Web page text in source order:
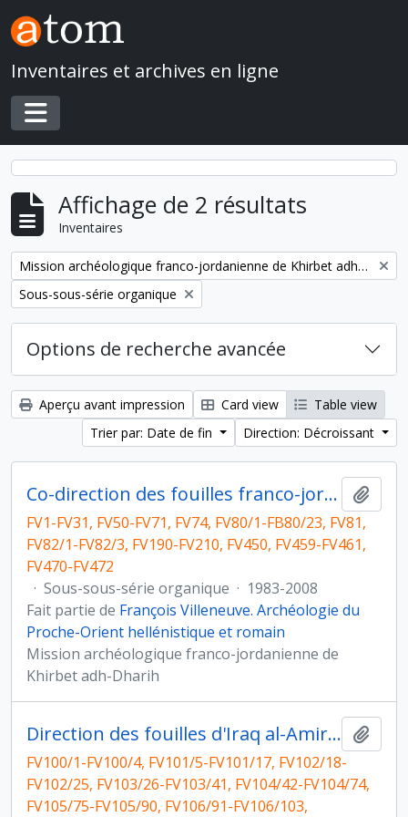
Skip to main content
Inventaires et archives en ligne
Toggle navigation
Affichage de 2 résultats
Inventaires
Remove filter:
Mission archéologique franco-jordanienne de Khirbet adh-Dharih
Remove filter:
Sous-sous-série organique
Options de recherche avancée
Aperçu avant impression Card view
Table view
Trier par: Date de fin
Direction: Décroissant
Co-direction des fouilles franco-jordaniennes de Khirbet edh-Dharih (ministère des Affraires étrangères et université du Yarmouk)
FV1-FV31, FV50-FV71, FV74, FV80/1-FB80/23, FV81,
FV82/1-FV82/3, FV190-FV210, FV450, FV459-FV461,
FV470-FV472
· Sous-sous-série organique · 1983-2008
Fait partie de François Villeneuve. Archéologie du
Proche-Orient hellénistique et romain
Mission archéologique franco-jordanienne de
Khirbet adh-Dharih
Direction des fouilles d'Iraq al-Amir et co-direction des fouilles franco-jordaniennes de Khirbet edh-Dharih (ministère des Affaires étrangères et université du Yarmouk)
FV100/1-FV100/4, FV101/5-FV101/17, FV102/18-
FV102/25, FV103/26-FV103/41, FV104/42-FV104/74,
FV105/75-FV105/90, FV106/91-FV106/103,